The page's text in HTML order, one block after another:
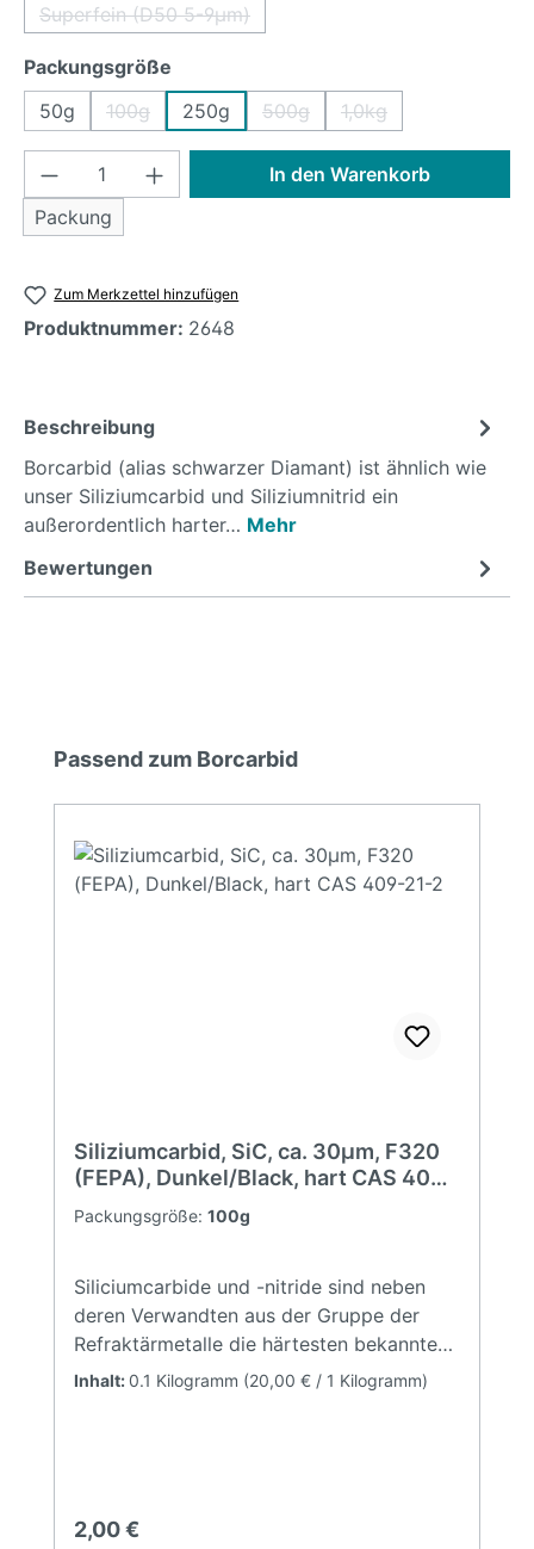
Superfein (D50 5-9µm)
(Diese Option ist zurzeit nicht verfügbar.)
Packungsgröße
50g
100g
(Diese Option ist zurzeit nicht verfügbar.)
250g 500g
(Diese Option ist zurzeit nicht
1,0kg
(Diese Option ist
Produkt Anzahl: Gib den gewünschten
Packung
In den Warenkorb
Zum Merkzettel hinzufügen
Produktnummer: 2648
Beschreibung
Borcarbid (alias schwarzer Diamant) ist ähnlich wie
unser Siliziumcarbid und Siliziumnitrid ein
außerordentlich harter… Mehr
Bewertungen
Produktgalerie überspringen
Passend zum Borcarbid
Siliziumcarbid, SiC, ca. 30µm, F320
(FEPA), Dunkel/Black, hart CAS 409-
21-2
Packungsgröße: 100g
Siliciumcarbide und -nitride sind neben
deren Verwandten aus der Gruppe der
Refraktärmetalle die härtesten bekannten
Stoffe (nach Kohlenstoff in der
hergestellt. Hierbei unterscheidet man
zwischen dunklen (schwarzen) und hellen
Inhalt: 0.1 Kilogramm (20,00 € / 1 Kilogramm)
Regulärer Preis:
2,00 €